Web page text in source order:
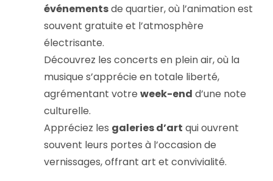
événementsde quartier, où l’animation est
souvent gratuite et l’atmosphère
électrisante.
Découvrez les concerts en plein air, où la
musique s’apprécie en totale liberté,
agrémentant votreweek-end d’une note
culturelle.
Appréciez les galeries d’art qui ouvrent
souvent leurs portes à l’occasion de
vernissages, offrant art et convivialité.